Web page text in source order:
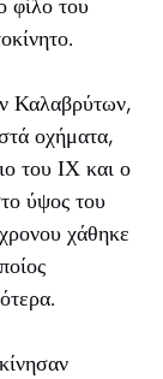
φίλο του
Καλαβρύτων,
οχήματα,
του ΙΧ και ο
ύψος του
χάθηκε